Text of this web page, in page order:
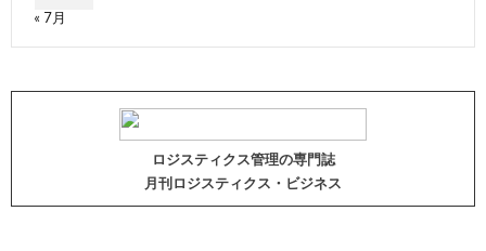
« 7月
ロジスティクス管理の専門誌
月刊ロジスティクス・ビジネス